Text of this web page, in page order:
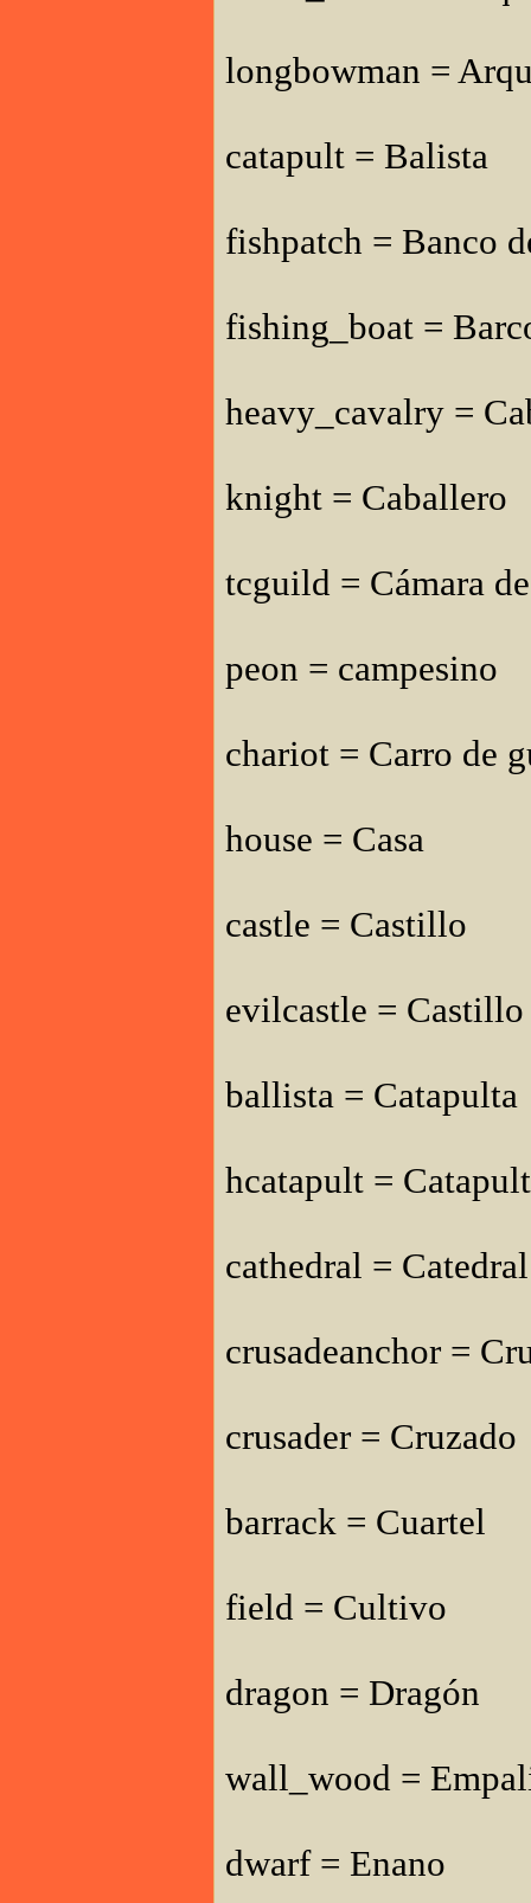
longbowman =
catapult = Balista
fishpatch = Banco
fishing_boat =
heavy_cavalry =
knight = Caballero
tcguild = Cámara
peon = campesino
chariot = Carro de
house = Casa
castle = Castillo
evilcastle =
ballista = Catapulta
hcatapult =
cathedral =
crusadeanchor =
crusader = Cruzado
barrack = Cuartel
field = Cultivo
dragon = Dragón
wall_wood =
dwarf = Enano